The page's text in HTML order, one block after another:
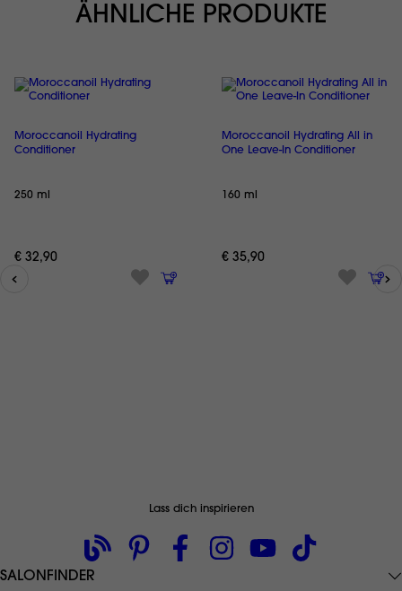
ÄHNLICHE PRODUKTE
Moroccanoil Hydrating
Conditioner
250 ml
€ 32,90
Moroccanoil Hydrating All in
One Leave-In Conditioner
160 ml
€ 35,90
Lass dich inspirieren
SALONFINDER